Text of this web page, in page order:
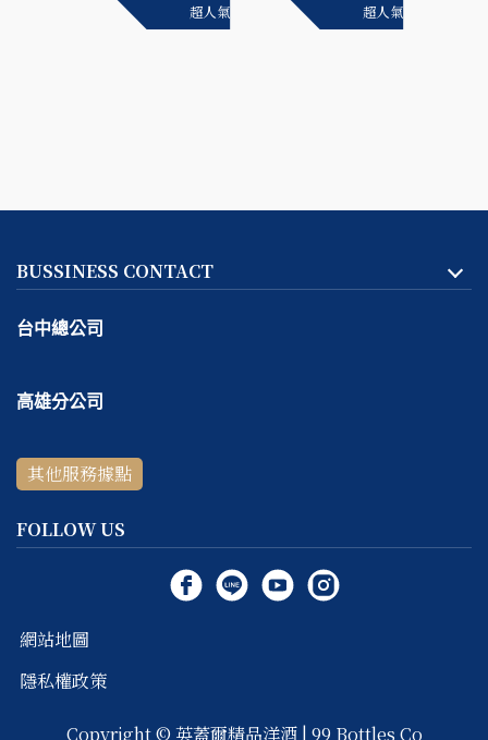
超人氣 超人氣
BUSSINESS CONTACT
台中總公司
客服專線：
～ 日公休
高雄分公司
客服專線：07-531-5999
線上＆電話客服時間：
其他服務據點
FOLLOW US
網站地圖
隱私權政策
Copyright © 英蓋爾精品洋酒 | 99 Bottles Co